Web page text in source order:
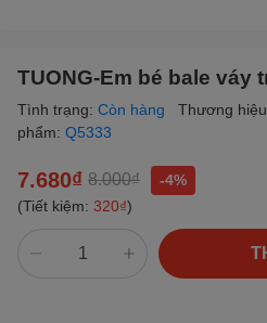
TUONG-Em bé bale váy
Tình trạng: Còn hàng Thương
phẩm: Q5333
7.680₫ 8.000₫
-4%
(Tiết kiệm: 320₫)